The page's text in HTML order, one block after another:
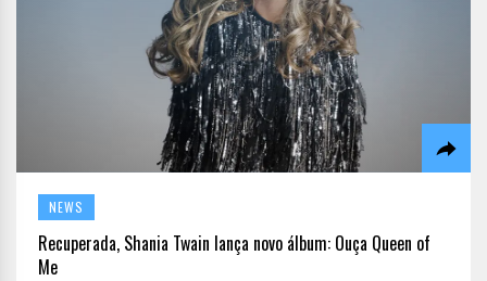
NEWS
Recuperada, Shania Twain lança novo álbum: Ouça Queen of
Me